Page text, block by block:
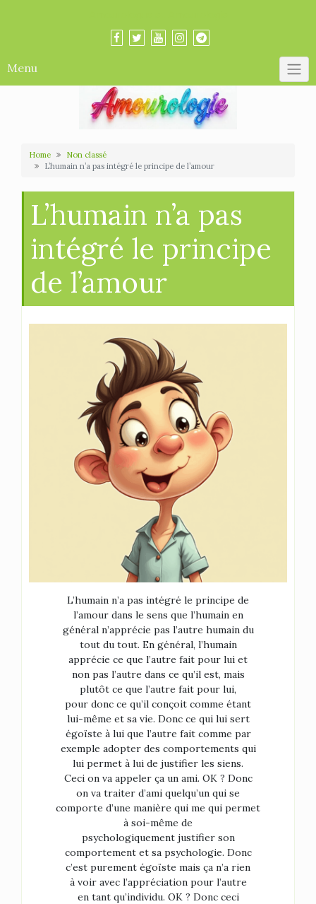
Menu
Home
Non classé
L’humain n’a pas intégré le principe de l’amour
L’humain n’a pas
intégré le principe
de l’amour
L’humain n’a pas intégré le principe de
l’amour dans le sens que l’humain en
général n’apprécie pas l’autre humain du
tout du tout. En général, l’humain
apprécie ce que l’autre fait pour lui et
non pas l’autre dans ce qu’il est, mais
plutôt ce que l’autre fait pour lui,
pour donc ce qu’il conçoit comme étant
lui-même et sa vie. Donc ce qui lui sert
égoïste à lui que l’autre fait comme par
exemple adopter des comportements qui
lui permet à lui de justifier les siens.
Ceci on va appeler ça un ami. OK ? Donc
on va traiter d’ami quelqu’un qui se
comporte d’une manière qui me qui permet
à soi-même de
psychologiquement justifier son
comportement et sa psychologie. Donc
c’est purement égoïste mais ça n’a rien
à voir avec l’appréciation pour l’autre
en tant qu’individu. OK ? Donc ceci